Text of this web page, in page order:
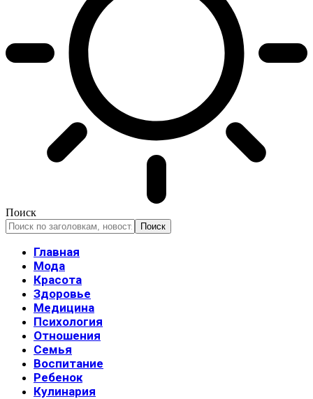
Поиск
Главная
Мода
Красота
Здоровье
Медицина
Психология
Отношения
Семья
Воспитание
Ребенок
Кулинария